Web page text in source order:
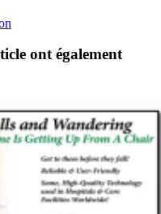
ont également